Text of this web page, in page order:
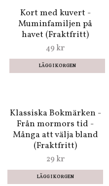
79 kr
Muminfamiljen på
havet (Fraktfritt)
49 kr